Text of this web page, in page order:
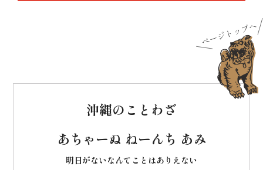
沖縄のことわざ
あちゃーぬ ねーんち あみ
明日がないなんてことはありえない